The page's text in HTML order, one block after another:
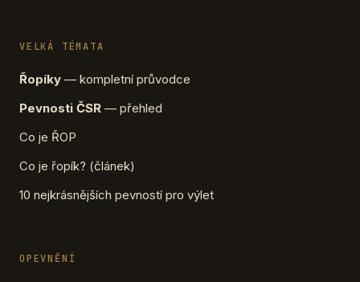
VELKÁ TÉMATA
Řopíky — kompletní průvodce
Pevnosti ČSR — přehled
Co je ŘOP
Co je řopík? (článek)
10 nejkrásnějších pevností pro výlet
OPEVNĚNÍ